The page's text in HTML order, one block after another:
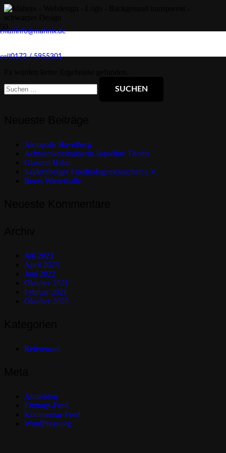
emailinfo@mahnix.de
call0172 / 5955301
nach:
Akropolis Havelberg
Achtsamkeitstrainerin Jaqueline Thoms
Glaserei Hahn
Saldernberger Friedhofsgemeinschaft e.V.
Boots Winterhalle
Juli 2023
April 2023
Juni 2022
Oktober 2021
Februar 2021
Oktober 2020
Referenzen
Anmelden
Eintrags-Feed
Kommentar-Feed
WordPress.org